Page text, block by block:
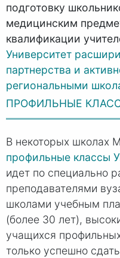
подготовку
медицинским
квалификации
Университет
партнерства и
региональными
ПРОФИЛЬНЫЕ
В некоторых школах
профильные классы
идет по специально
преподавателями
школами учебным
(более 30 лет),
учащихся
только успешно